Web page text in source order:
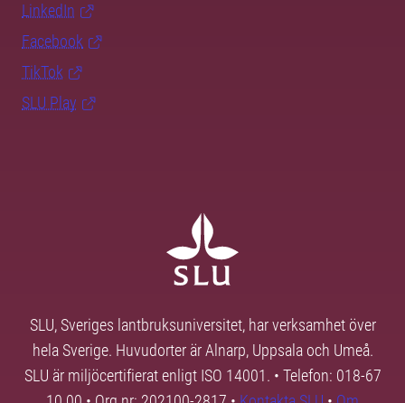
LinkedIn
Facebook
TikTok
SLU Play
SLU, Sveriges lantbruksuniversitet, har verksamhet över
hela Sverige. Huvudorter är Alnarp, Uppsala och Umeå.
SLU är miljöcertifierat enligt ISO 14001. • Telefon: 018-67